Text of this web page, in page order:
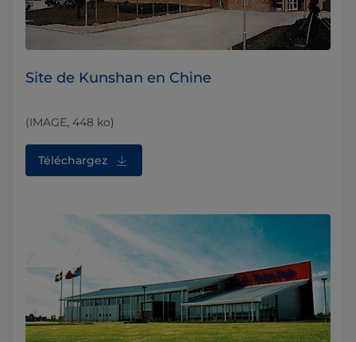
Site de Kunshan en Chine
(IMAGE, 448 ko)
Téléchargez